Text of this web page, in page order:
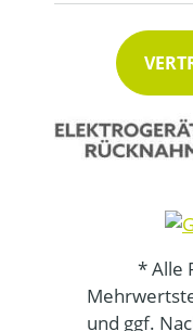
* Alle
und ggf.